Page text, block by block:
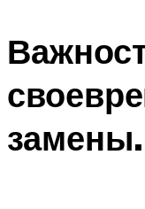
замены.